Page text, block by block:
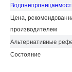
Цена,
производителем
Альтернативные
Состояние